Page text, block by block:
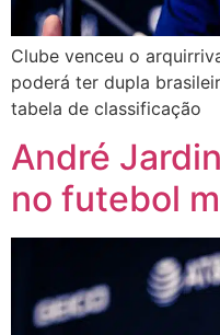
Clube venceu o
poderá ter dupla
tabela de classificação
André
no futebol